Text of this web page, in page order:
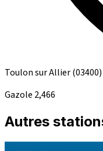
Toulon sur Allier(03400)
Gazole 2,466
Autres